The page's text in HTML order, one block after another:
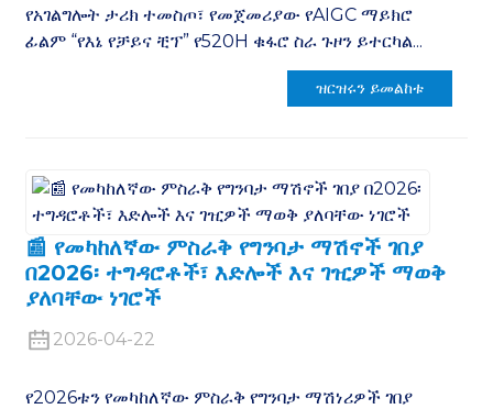
የአገልግሎት ታሪክ ተመስጦ፣ የመጀመሪያው የAIGC ማይክሮ
ፊልም “የእኔ የቻይና ቺፕ” የ520H ቁፋሮ ስራ ጉዞን ይተርካል...
ዝርዝሩን ይመልከቱ
📰 የመካከለኛው ምስራቅ የግንባታ ማሽኖች ገበያ
በ2026፡ ተግዳሮቶች፣ እድሎች እና ገዢዎች ማወቅ
ያለባቸው ነገሮች
2026-04-22
የ2026ቱን የመካከለኛው ምስራቅ የግንባታ ማሽነሪዎች ገበያ